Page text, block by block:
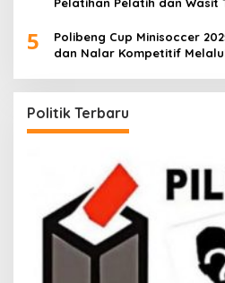
5
Polibeng Cup Minisoccer
dan Nalar Kompetitif
Politik Terbaru